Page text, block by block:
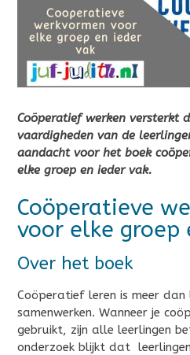
Coöperatiefwerken versterkt
vaardigheden van de
aandacht voor het boek
elke groep en ieder vak.
Coöperatieve
voor elke groep
Over het boek
Coöperatief leren is meer dan
samenwerken. Wanneer je
gebruikt, zijn alle leerlingen
onderzoek blijkt dat